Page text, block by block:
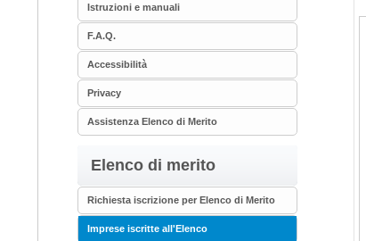
Istruzioni e manuali
F.A.Q.
Accessibilità
Privacy
Assistenza Elenco di Merito
Elenco di merito
Richiesta iscrizione per Elenco di Merito
Imprese iscritte all'Elenco